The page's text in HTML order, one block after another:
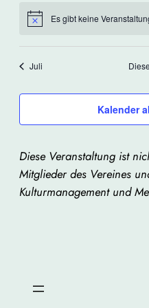
HinweisEs gibt keine
Juli
Kalender
Diese Veranstaltung ist
Mitglieder des Vereines
Kulturmanagement und